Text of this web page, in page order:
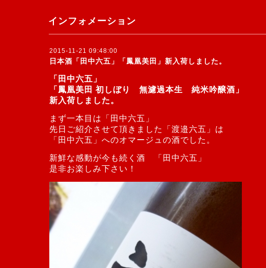
インフォメーション
2015-11-21 09:48:00
日本酒「田中六五」「鳳凰美田」新入荷しました。
「田中六五」
「鳳凰美田 初しぼり 無濾過本生 純米吟醸酒」
新入荷しました。
まず一本目は「田中六五」
先日ご紹介させて頂きました
「渡邉六五」は
「田中六五」へのオマージュの酒でした。
新鮮な感動が今も続く酒 「田中六五」
是非お楽しみ下さい！